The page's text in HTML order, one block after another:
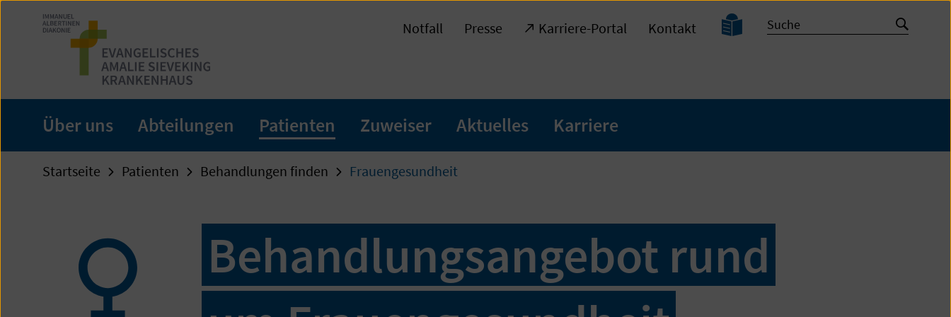
Zum
Seiteninhalt
Notfall Presse Karriere-Portal Kontakt
Leichte
Sprache
Suche
Suche
starten
Über uns Abteilungen Patienten Zuweiser Aktuelles Karriere
Startseite Patienten Behandlungen finden Frauengesundheit
Behandlungsangebot rund